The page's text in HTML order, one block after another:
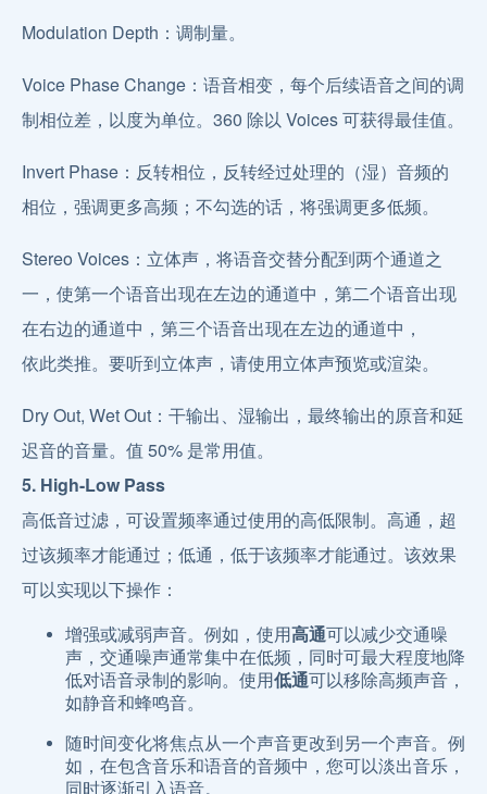
Modulation Depth：调制量。
Voice Phase Change：语音相变，每个后续语音之间的调
制相位差，以度为单位。360 除以 Voices 可获得最佳值。
Invert Phase：反转相位，反转经过处理的（湿）音频的
相位，强调更多高频；不勾选的话，将强调更多低频。
Stereo Voices：立体声，将语音交替分配到两个通道之
一，使第一个语音出现在左边的通道中，第二个语音出现
在右边的通道中，第三个语音出现在左边的通道中，
依此类推。要听到立体声，请使用立体声预览或渲染。
Dry Out, Wet Out：干输出、湿输出，最终输出的原音和延
迟音的音量。值 50% 是常用值。
5. High-Low Pass
高低音过滤，可设置频率通过使用的高低限制。高通，超
过该频率才能通过；低通，低于该频率才能通过。该效果
可以实现以下操作：
增强或减弱声音。例如，使用高通可以减少交通噪
声，交通噪声通常集中在低频，同时可最大程度地降
低对语音录制的影响。使用低通可以移除高频声音，
如静音和蜂鸣音。
随时间变化将焦点从一个声音更改到另一个声音。例
如，在包含音乐和语音的音频中，您可以淡出音乐，
同时逐渐引入语音。